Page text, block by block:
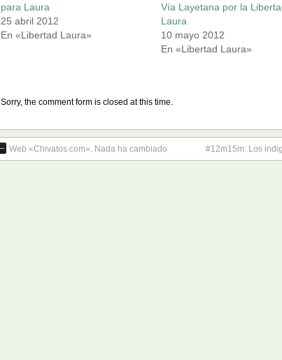
para Laura
25 abril 2012
En «Libertad Laura»
Vía Layetana por la
Laura
10 mayo 2012
En «Libertad Laura»
Sorry, the comment form is closed at this time.
Web «Chivatos.com». Nada ha cambiado #12m15m: Los